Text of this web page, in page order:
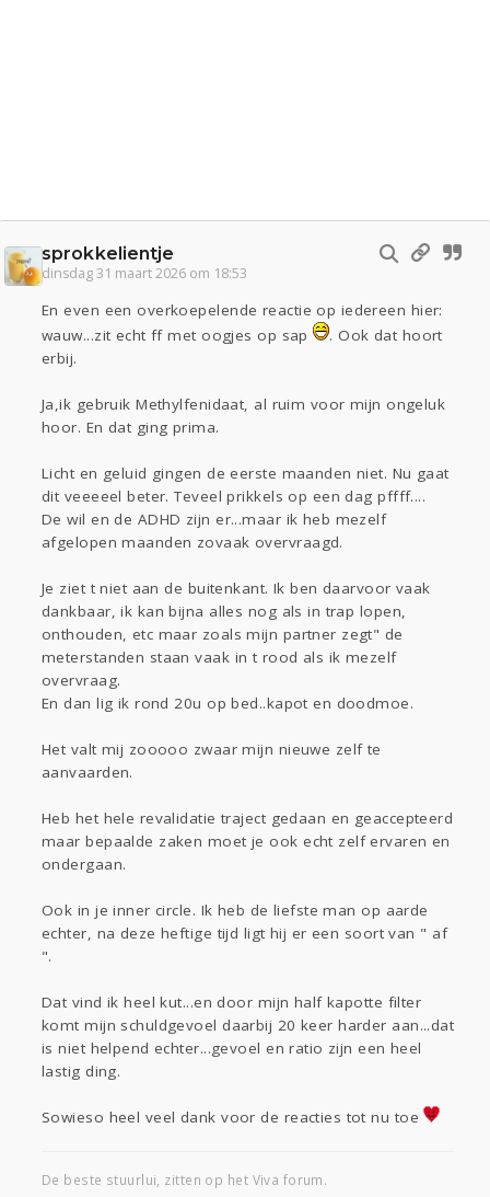
sprokkelientje
dinsdag 31 maart 2026 om 18:53
En even een overkoepelende reactie op iedereen hier:
wauw...zit echt ff met oogjes op sap
. Ook dat hoort
erbij.
Ja,ik gebruik Methylfenidaat, al ruim voor mijn ongeluk
hoor. En dat ging prima.
Licht en geluid gingen de eerste maanden niet. Nu gaat
dit veeeeel beter. Teveel prikkels op een dag pffff....
De wil en de ADHD zijn er...maar ik heb mezelf
afgelopen maanden zovaak overvraagd.
Je ziet t niet aan de buitenkant. Ik ben daarvoor vaak
dankbaar, ik kan bijna alles nog als in trap lopen,
onthouden, etc maar zoals mijn partner zegt" de
meterstanden staan vaak in t rood als ik mezelf
overvraag.
En dan lig ik rond 20u op bed..kapot en doodmoe.
Het valt mij zooooo zwaar mijn nieuwe zelf te
aanvaarden.
Heb het hele revalidatie traject gedaan en geaccepteerd
maar bepaalde zaken moet je ook echt zelf ervaren en
ondergaan.
Ook in je inner circle. Ik heb de liefste man op aarde
echter, na deze heftige tijd ligt hij er een soort van " af
".
Dat vind ik heel kut...en door mijn half kapotte filter
komt mijn schuldgevoel daarbij 20 keer harder aan...dat
is niet helpend echter...gevoel en ratio zijn een heel
lastig ding.
Sowieso heel veel dank voor de reacties tot nu toe
De beste stuurlui, zitten op het Viva forum.